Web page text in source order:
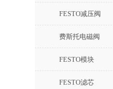
FESTO减压阀
费斯托电磁阀
FESTO模块
FESTO滤芯